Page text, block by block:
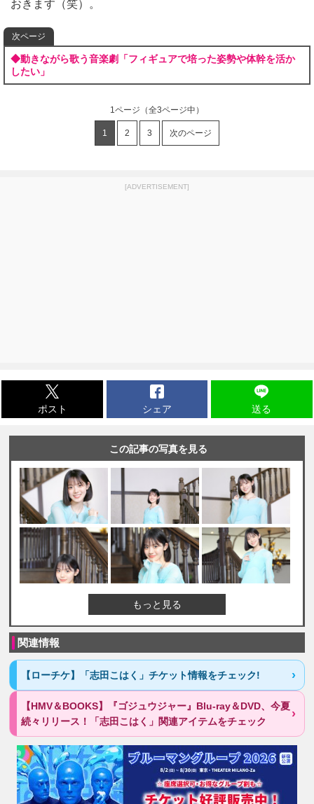
おきます（笑）。
次ページ
◆動きながら歌う音楽劇「フィギュアで培った姿勢や体幹を活か
したい」
1ページ （全3ページ中）
1 2 3 次のページ
[ADVERTISEMENT]
ポスト シェア 送る
この記事の写真を見る
もっと見る
関連情報
【ローチケ】「志田こはく」チケット情報をチェック!
【HMV＆BOOKS】『ゴジュウジャー』Blu-ray＆DVD、今夏
続々リリース！「志田こはく」関連アイテムをチェック